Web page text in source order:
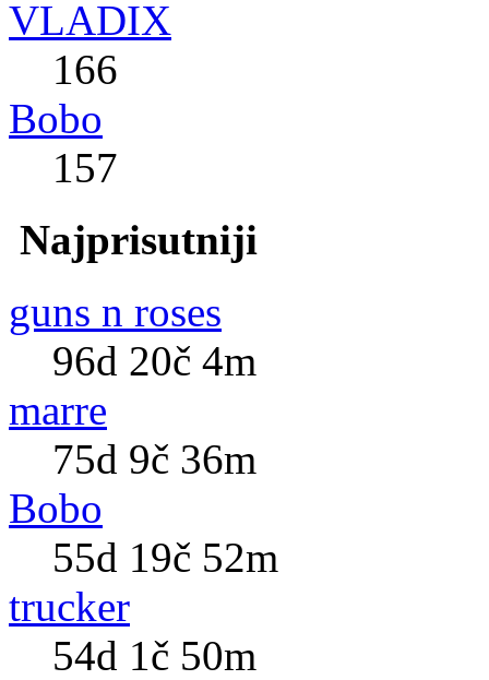
VLADIX
166
Bobo
157
Najprisutniji
guns n roses
96d 20č 4m
marre
75d 9č 36m
Bobo
55d 19č 52m
trucker
54d 1č 50m